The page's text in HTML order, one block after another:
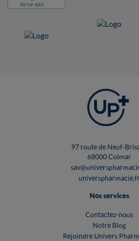
97 route de Neuf-
68000 Colmar
Nos services
Contactez-nous
Notre Blog
Rejoindre Univers